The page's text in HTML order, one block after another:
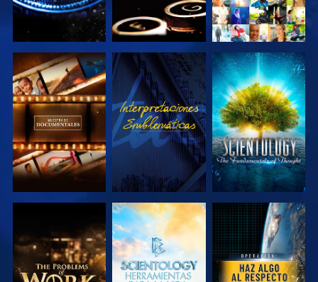
EXPLORA LAS
SERIES
VE
EXPLORA LAS
SERIES
EXPLORA LAS
SERIES
EXPLORA LAS
SERIES
VE